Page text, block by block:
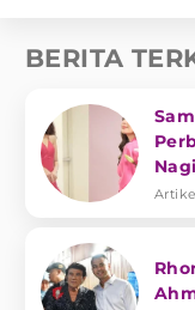
BERITA